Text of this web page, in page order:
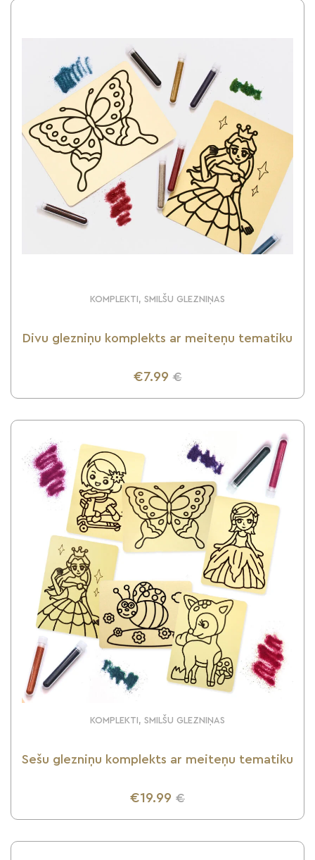
KOMPLEKTI, SMILŠU GLEZNIŅAS
Divu glezniņu komplekts ar meiteņu tematiku
€7.99 €
UZZINI VAIRĀK
KOMPLEKTI, SMILŠU GLEZNIŅAS
Sešu glezniņu komplekts ar meiteņu tematiku
€19.99 €
UZZINI VAIRĀK